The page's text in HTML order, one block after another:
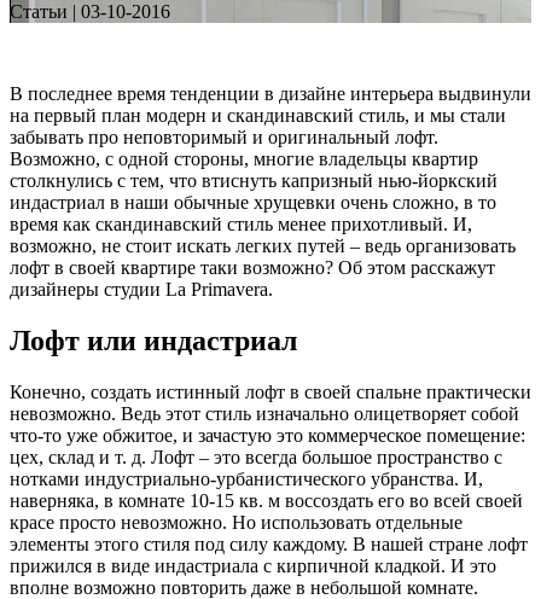
Статьи | 03-10-2016
В последнее время тенденции в дизайне интерьера выдвинули
на первый план модерн и скандинавский стиль, и мы стали
забывать про неповторимый и оригинальный лофт.
Возможно, с одной стороны, многие владельцы квартир
столкнулись с тем, что втиснуть капризный нью-йоркский
индастриал в наши обычные хрущевки очень сложно, в то
время как скандинавский стиль менее прихотливый. И,
возможно, не стоит искать легких путей – ведь организовать
лофт в своей квартире таки возможно? Об этом расскажут
дизайнеры студии La Primavera.
Лофт или индастриал
Конечно, создать истинный лофт в своей спальне практически
невозможно. Ведь этот стиль изначально олицетворяет собой
что-то уже обжитое, и зачастую это коммерческое помещение:
цех, склад и т. д. Лофт – это всегда большое пространство с
нотками индустриально-урбанистического убранства. И,
наверняка, в комнате 10-15 кв. м воссоздать его во всей своей
красе просто невозможно. Но использовать отдельные
элементы этого стиля под силу каждому. В нашей стране лофт
прижился в виде индастриала с кирпичной кладкой. И это
вполне возможно повторить даже в небольшой комнате.